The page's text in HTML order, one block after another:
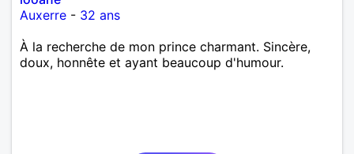
Auxerre - 32 ans
À la recherche de mon prince charmant. Sincère,
doux, honnête et ayant beaucoup d'humour.